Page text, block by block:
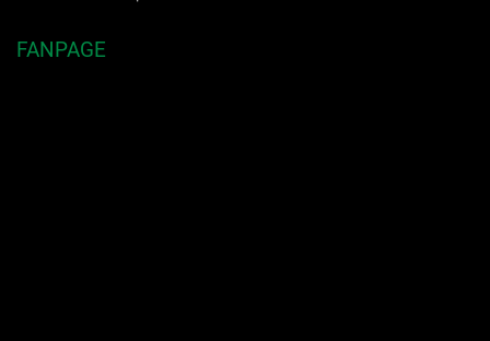
FANPAGE